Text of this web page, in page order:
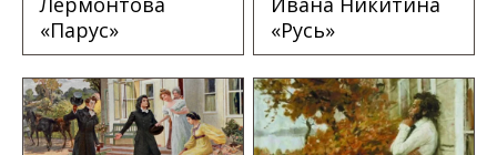
«Парус»
«Русь»